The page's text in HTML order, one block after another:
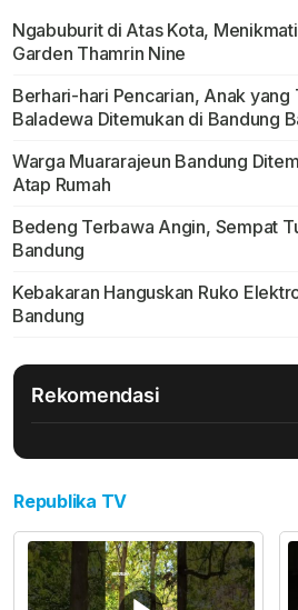
Ngabuburit di Atas Kota,
Garden Thamrin Nine
Berhari-hari Pencarian, Anak yang
Baladewa Ditemukan di Bandung
Warga Muararajeun Bandung
Atap Rumah
Bedeng Terbawa Angin, Sempat
Bandung
Kebakaran Hanguskan Ruko
Bandung
Rekomendasi
Republika TV